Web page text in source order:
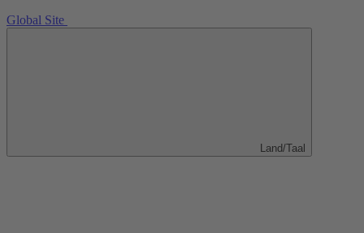
Global Site
Land/Taal